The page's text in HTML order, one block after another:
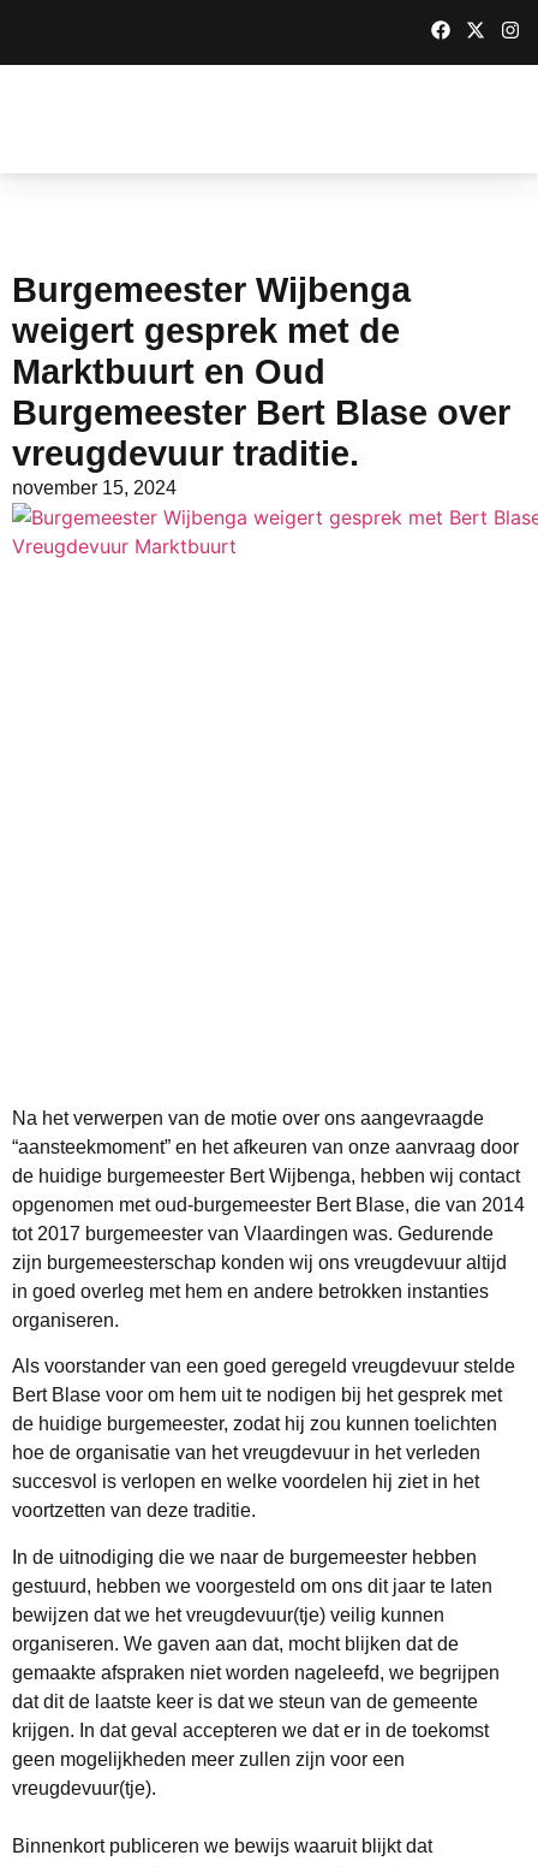
Burgemeester Wijbenga
weigert gesprek met de
Marktbuurt en Oud
Burgemeester Bert Blase over
vreugdevuur traditie.
november 15, 2024
Na het verwerpen van de motie over ons aangevraagde
“aansteekmoment” en het afkeuren van onze aanvraag door
de huidige burgemeester Bert Wijbenga, hebben wij contact
opgenomen met oud-burgemeester Bert Blase, die van 2014
tot 2017 burgemeester van Vlaardingen was. Gedurende
zijn burgemeesterschap konden wij ons vreugdevuur altijd
in goed overleg met hem en andere betrokken instanties
organiseren.
Als voorstander van een goed geregeld vreugdevuur stelde
Bert Blase voor om hem uit te nodigen bij het gesprek met
de huidige burgemeester, zodat hij zou kunnen toelichten
hoe de organisatie van het vreugdevuur in het verleden
succesvol is verlopen en welke voordelen hij ziet in het
voortzetten van deze traditie.
In de uitnodiging die we naar de burgemeester hebben
gestuurd, hebben we voorgesteld om ons dit jaar te laten
bewijzen dat we het vreugdevuur(tje) veilig kunnen
organiseren. We gaven aan dat, mocht blijken dat de
gemaakte afspraken niet worden nageleefd, we begrijpen
dat dit de laatste keer is dat we steun van de gemeente
krijgen. In dat geval accepteren we dat er in de toekomst
geen mogelijkheden meer zullen zijn voor een
vreugdevuur(tje).
Binnenkort publiceren we bewijs waaruit blijkt dat